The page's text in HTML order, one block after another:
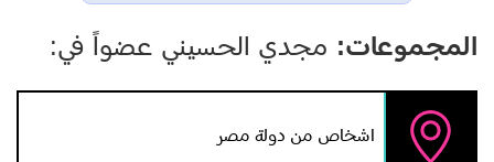
المجموعات: مجدي الحسيني عضواً في:
اشخاص من دولة مصر